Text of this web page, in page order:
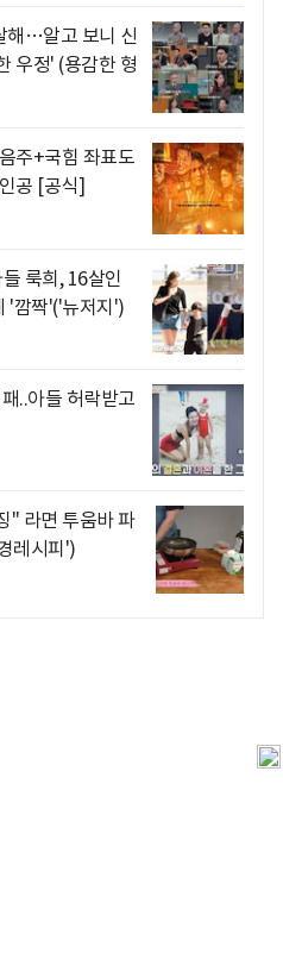
해…알고 보니 신
우정' (용감한 형
주+국힘 좌표도
공 [공식]
룩희, 16살인
'깜짝'('뉴저지')
..아들 허락받고
" 라면 투움바 파
레시피')